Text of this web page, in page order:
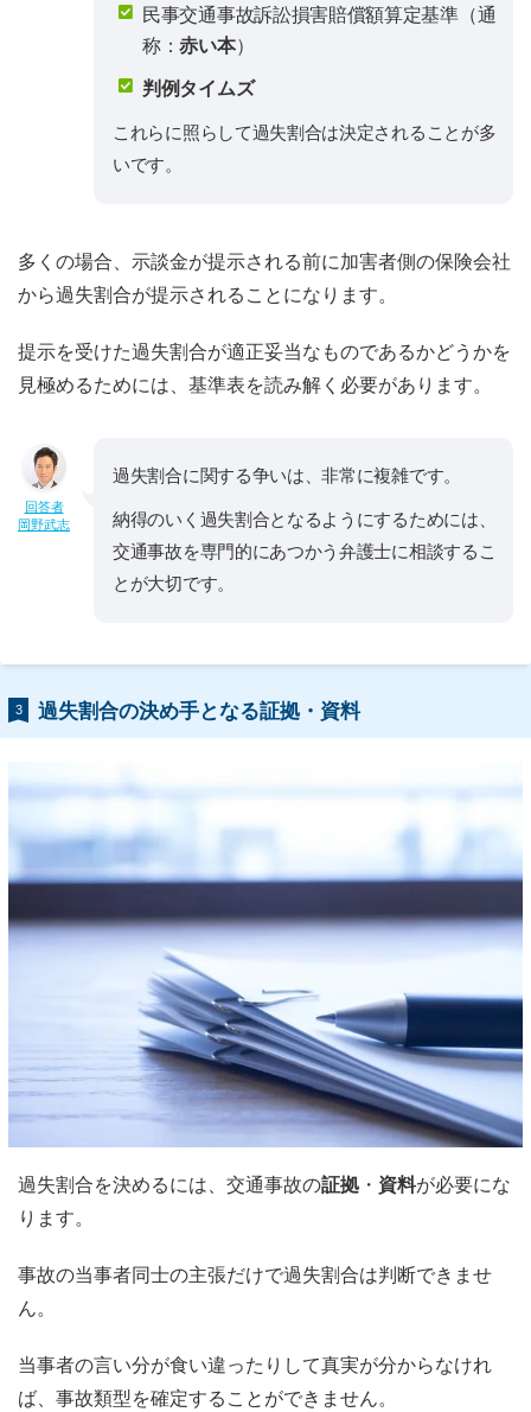
民事交通事故訴訟損害賠償額算定基準（通
称：赤い本）
判例タイムズ
これらに照らして過失割合は決定されることが多
いです。
多くの場合、示談金が提示される前に加害者側の保険会社
から過失割合が提示されることになります。
提示を受けた過失割合が適正妥当なものであるかどうかを
見極めるためには、基準表を読み解く必要があります。
回答者
岡野武志
過失割合に関する争いは、非常に複雑です。
納得のいく過失割合となるようにするためには、
交通事故を専門的にあつかう弁護士に相談するこ
とが大切です。
3 過失割合の決め手となる証拠・資料
過失割合を決めるには、交通事故の証拠 ・ 資料が必要にな
ります。
事故の当事者同士の主張だけで過失割合は判断できませ
ん。
当事者の言い分が食い違ったりして真実が分からなけれ
ば、事故類型を確定することができません。